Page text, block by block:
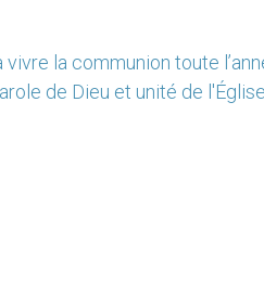
la communion toute
de Dieu et unité de